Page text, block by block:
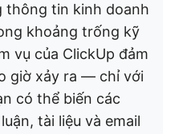
thông tin kinh doanh
khoảng trống kỹ
vụ của ClickUp đảm
giờ xảy ra — chỉ với
có thể biến các
tài liệu và email